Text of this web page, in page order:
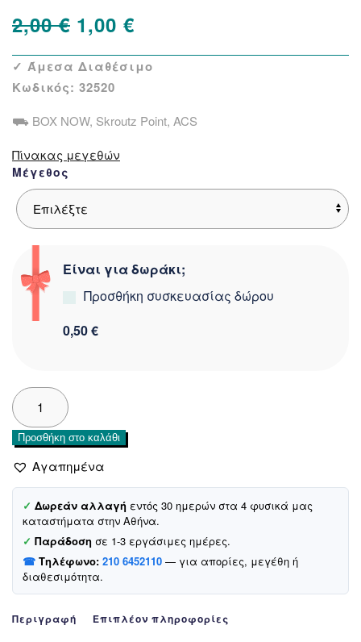
2,00€ Original
price
was:
1,00 €
τρέχουσα
τιμή
1,00 €.
✓ Άμεσα Διαθέσιμο
Κωδικός: 32520
⛟ BOX NOW, Skroutz Point, ACS
Πίνακας μεγεθών
Μέγεθος
Είναι για δωράκι;
Προσθήκη συσκευασίας δώρου
0,50 €
Talha
Kids
καλτσούλες
για
αγοράκια
«Crown»
ποσότητα
Προσθήκη στο καλάθι
Αγαπημένα
✓ Δωρεάν αλλαγή εντός 30 ημερών στα 4 φυσικά μας
καταστήματα στην Αθήνα.
✓ Παράδοση σε 1-3 εργάσιμες ημέρες.
☎ Τηλέφωνο: 210 6452110 — για απορίες, μεγέθη ή
διαθεσιμότητα.
Περιγραφή Επιπλέον πληροφορίες